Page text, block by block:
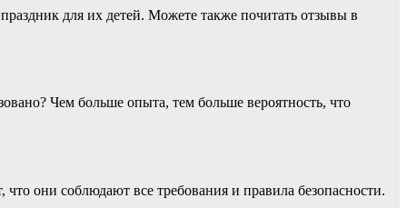
для их детей. Можете также почитать отзывы в
Чем больше опыта, тем больше вероятность, что
они соблюдают все требования и правила безопасности.